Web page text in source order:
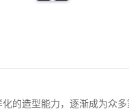
的造型能力，逐渐成为众多